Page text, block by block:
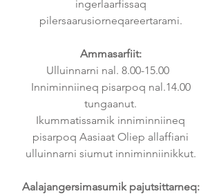
ingerlaarfissaq
pilersaarusiorneqareertarami.
Ammasarfiit:
Ulluinnarni nal. 8.00-15.00
Inniminniineq pisarpoq nal.14.00
tungaanut.
Ikummatissamik inniminniineq
pisarpoq Aasiaat Oliep allaffiani
ulluinnarni siumut inniminniinikkut.
Aalajangersimasumik pajutsittarneq: